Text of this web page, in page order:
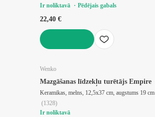
Ir noliktavā
Pēdējais gabals
22,40 €
Wenko
Mazgāšanas līdzekļu turētājs Empire
Keramikas, melns, 12,5x37 cm, augstums 19 cm
(1328)
Ir noliktavā